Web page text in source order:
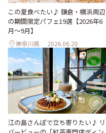
この夏食べたい♪ 鎌倉・横浜周辺
の期間限定パフェ19選【2026年6
月～9月】
神奈川県 2026.06.20
江の島さんぽで立ち寄りたい♪ リ